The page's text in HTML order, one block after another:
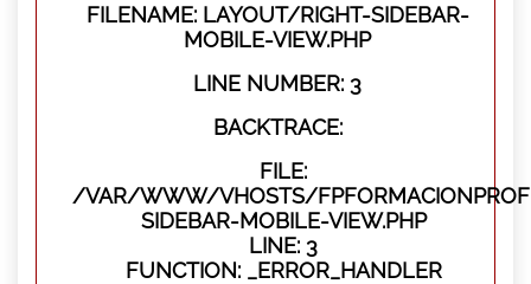
FILENAME: LAYOUT/RIGHT-SIDEBAR-
MOBILE-VIEW.PHP
LINE NUMBER: 3
BACKTRACE:
FILE:
/VAR/WWW/VHOSTS/
SIDEBAR-MOBILE-VIEW.PHP
LINE: 3
FUNCTION: _ERROR_HANDLER